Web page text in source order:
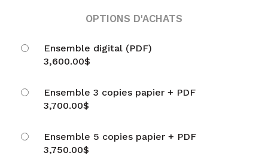
OPTIONS D'ACHATS
Ensemble digital (PDF)
3,600.00$
Ensemble 3 copies papier + PDF
3,700.00$
Ensemble 5 copies papier + PDF
3,750.00$